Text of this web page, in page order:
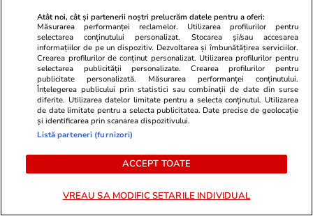
14:30
Prima lună fără Călin
Georgescu: Realitatea Plus a
pierdut o treime din audiență,
cea mai mare scădere de pe
Atât noi, cât și partenerii noștri prelucrăm datele pentru a oferi:
Măsurarea performanței reclamelor. Utilizarea profilurilor pentru
selectarea conținutului personalizat. Stocarea și/sau accesarea
informațiilor de pe un dispozitiv. Dezvoltarea și îmbunătățirea serviciilor.
Crearea profilurilor de conținut personalizat. Utilizarea profilurilor pentru
selectarea publicității personalizate. Crearea profilurilor pentru
publicitate personalizată. Măsurarea performanței conținutului.
Înțelegerea publicului prin statistici sau combinații de date din surse
diferite. Utilizarea datelor limitate pentru a selecta conținutul. Utilizarea
de date limitate pentru a selecta publicitatea. Date precise de geolocație
și identificarea prin scanarea dispozitivului.
Listă parteneri (furnizori)
ACCEPT TOATE
VREAU SA MODIFIC SETARILE INDIVIDUAL